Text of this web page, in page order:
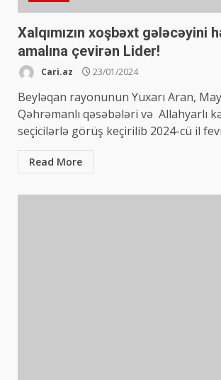
Xalqımızın xoşbəxt gələcəyini
amalına çevirən Lider!
Cari.az 23/01/2024
Beyləqan rayonunun Yuxarı Aran,
Qəhrəmanlı qəsəbələri və Allahyarlı
seçicilərlə görüş keçirilib 2024-cü il
Read More